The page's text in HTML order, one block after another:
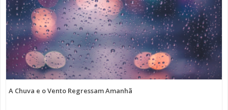
A Chuva e o Vento Regressam Amanhã